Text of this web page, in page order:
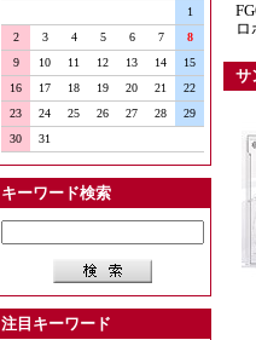
1
2
3 4 5 6 7
8
9
10 11 12 13 14
15
16
17 18 19 20 21
22
23
24 25 26 27 28
29
30
31
キーワード検索
注目キーワード
ロ
サ